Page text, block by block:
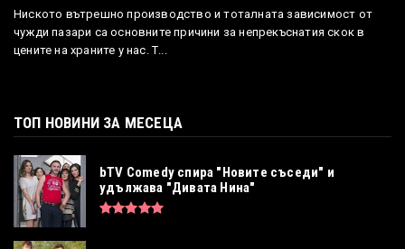
Ниското вътрешно производство и тоталната зависимост от
чужди пазари са основните причини за непрекъснатия скок в
цените на храните у нас. Т...
ТОП НОВИНИ ЗА МЕСЕЦА
bTV Comedy спира "Новите съседи" и
удължава "Дивата Нина"